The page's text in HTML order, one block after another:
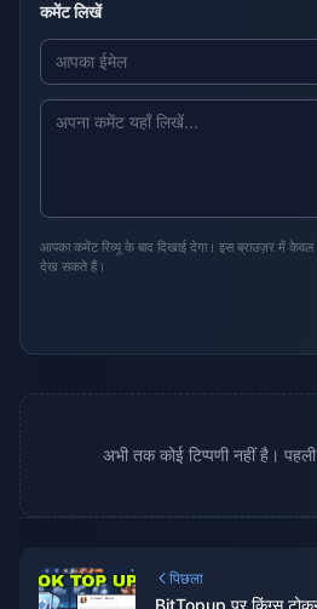
कमेंट लिखें
आपका कमेंट रिव्यू के बाद दिखाई देगा। इस ब्राउज़र में
देख सकते हैं।
अभी तक कोई टिप्पणी नहीं है।
पिछला
BitTopup पर किंग्स